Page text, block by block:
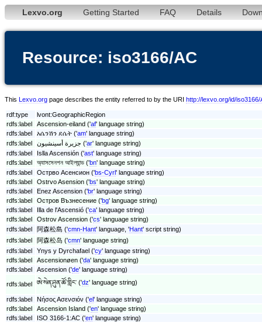
Lexvo.org Getting Started FAQ Details
Resource: iso3166/AC
This Lexvo.org page describes the entity referred to by the URI http://lexvo.org/id/iso3166/
rdf:type
lvont:GeographicRegion
rdfs:label
Ascension-eiland ('af' language string)
rdfs:label
አሴንሽን ደሴት ('am' language string)
rdfs:label
جزيرة أسينشيون ('ar' language string)
rdfs:label
Islla Ascensión ('ast' language string)
rdfs:label
অ্যাসসেনশন আইল্যান্ড ('bn' language string)
rdfs:label
Острво Асенсион ('bs-Cyrl' language string)
rdfs:label
Ostrvo Asension ('bs' language string)
rdfs:label
Enez Ascension ('br' language string)
rdfs:label
Остров Възнесение ('bg' language string)
rdfs:label
Illa de l'Ascensió ('ca' language string)
rdfs:label
Ostrov Ascension ('cs' language string)
rdfs:label
阿森松島 ('cmn-Hant' language, 'Hant' script string)
rdfs:label
阿森松岛 ('cmn' language string)
rdfs:label
Ynys y Dyrchafael ('cy' language string)
rdfs:label
Ascensionøen ('da' language string)
rdfs:label
Ascension ('de' language string)
rdfs:label ཨེ་སེན་ཤུན་ཚོ་གླིང༌ ('dz' language string)
rdfs:label Νήσος Ασενσιόν ('el' language string)
rdfs:label
Ascension Island ('en' language string)
rdfs:label
ISO 3166-1:AC ('en' language string)